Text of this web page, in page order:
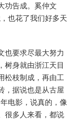
功告成。奚仲文
也花了我们好多天
要求尽最大努力
树身就由浙江天目
松枝制成，再由工
，据说也是从古屋
电影，说真的，像
很多人来看，都说